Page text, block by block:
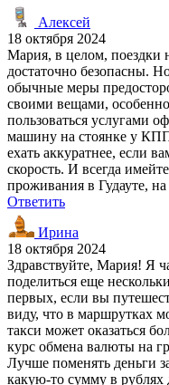
Алексей
18 октября 2024
Мария, в целом, поездки
достаточно безопасны.
обычные меры
своими вещами,
пользоваться услугами
машину на стоянке у
ехать аккуратнее, если
скорость. И всегда
проживания в Гудауте,
Ответить
Ирина
18 октября 2024
Здравствуйте, Мария! Я
поделиться еще
первых, если вы
виду, что в маршрутках
такси может оказаться
курс обмена валюты на
Лучше поменять деньги
какую-то сумму в рублях